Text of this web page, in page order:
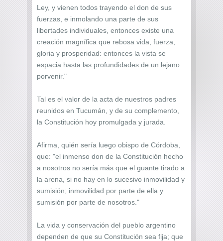
Ley, y vienen todos trayendo el don de sus
fuerzas, e inmolando una parte de sus
libertades individuales, entonces existe una
creación magnífica que rebosa vida, fuerza,
gloria y prosperidad: entonces la vista se
espacia hasta las profundidades de un lejano
porvenir."
Tal es el valor de la acta de nuestros padres
reunidos en Tucumán, y de su complemento,
la Constitución hoy promulgada y jurada.
Afirma, quién sería luego obispo de Córdoba,
que: "el inmenso don de la Constitución hecho
a nosotros no sería más que el guante tirado a
la arena, si no hay en lo sucesivo inmovilidad y
sumisión; inmovilidad por parte de ella y
sumisión por parte de nosotros."
La vida y conservación del pueblo argentino
dependen de que su Constitución sea fija; que